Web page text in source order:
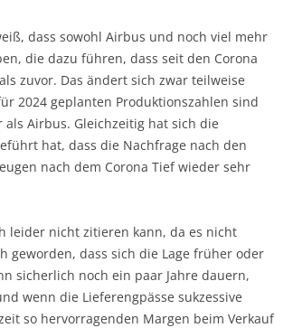
dass sowohl Airbus und noch viel mehr
die dazu führen, dass seit den Corona
zuvor. Das ändert sich zwar teilweise
2024 geplanten Produktionszahlen sind
Airbus. Gleichzeitig hat sich die
hat, dass die Nachfrage nach den
nach dem Corona Tief wieder sehr
leider nicht zitieren kann, da es nicht
dass sich die Lage früher oder
sicherlich noch ein paar Jahre dauern,
wenn die Lieferengpässe sukzessive
so hervorragenden Margen beim Verkauf